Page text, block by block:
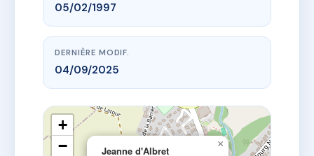
05/02/1997
DERNIÈRE MODIF.
04/09/2025
Jeanne d'Albret
×
+
−